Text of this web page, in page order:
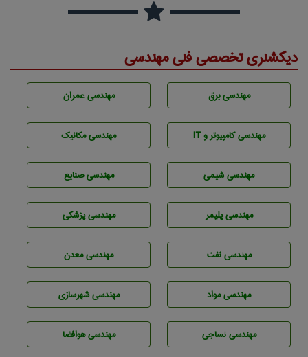
دیکشنری تخصصی فنی مهندسی
مهندسی برق مهندسی عمران
مهندسی كامپيوتر و IT مهندسی مکانیک
مهندسي شيمی مهندسی صنايع
مهندسی پليمر مهندسی پزشکی
مهندسی نفت مهندسی معدن
مهندسی مواد مهندسی شهرسازی
مهندسي نساجی مهندسی هوافضا